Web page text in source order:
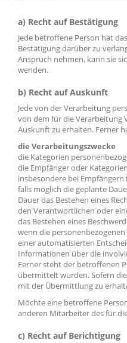
a) Recht auf Bestätigung
Jede betroffene Person hat
Bestätigung darüber zu
Anspruch nehmen, kann sie
wenden.
b) Recht auf Auskunft
Jede von der Verarbeitung
von dem für die Verarbeitung
Auskunft zu erhalten. Ferner
die Verarbeitungszwecke
die Kategorien
die Empfänger oder
insbesondere bei
falls möglich die geplante
Dauer das Bestehen eines
den Verantwortlichen oder
das Bestehen eines
wenn die
einer automatisierten
Informationen über die
Ferner steht der betroffenen
übermittelt wurden. Sofern
mit der Übermittlung zu
Möchte eine betroffene
anderen Mitarbeiter des für
c) Recht auf Berichtigung